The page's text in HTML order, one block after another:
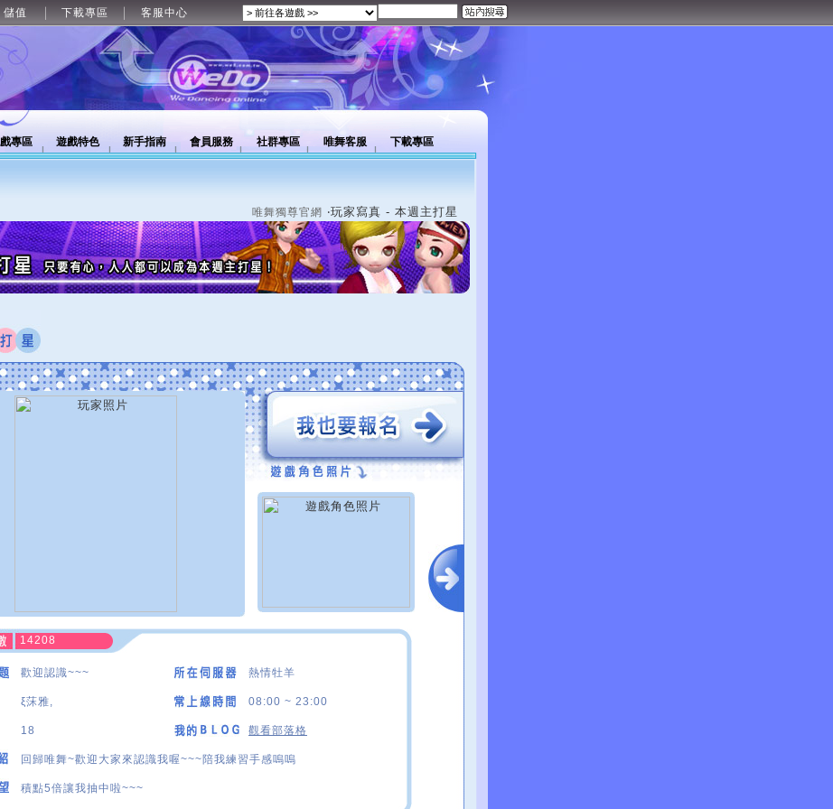
值 下載專區 客服中心
專區 遊戲特色 新手指南 會員服務 社群專區 唯舞客服 下載專區
唯舞獨尊官網 ‧玩家寫真 - 本週主打星
14208
歡迎認識~~~ 熱情牡羊
ξ莯雅, 08:00 ~ 23:00
18 觀看部落格
回歸唯舞~歡迎大家來認識我喔~~~陪我練習手感嗚嗚
積點5倍讓我抽中啦~~~